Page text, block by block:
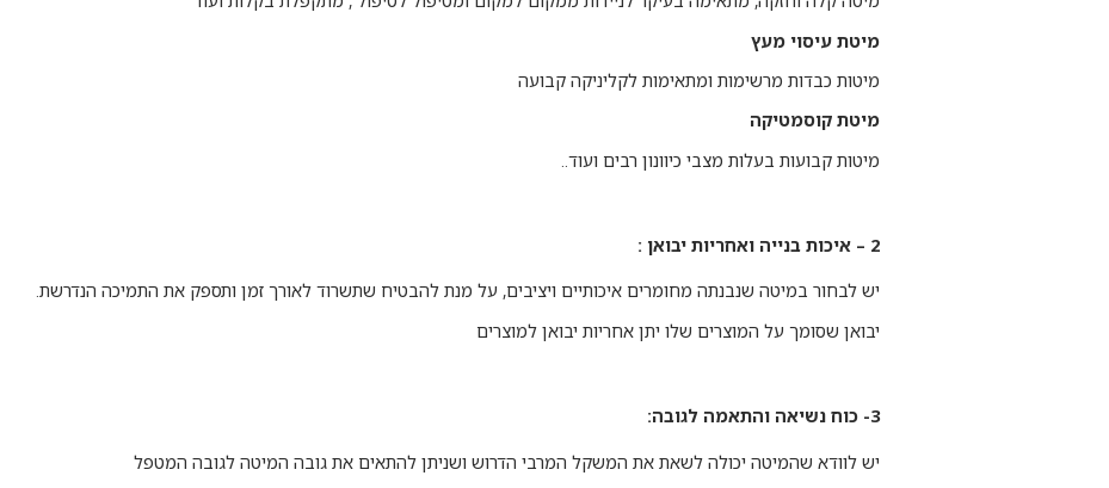
מיטת עיסוי מעץ
מיטות כבדות מרשימות ומתאימות לקליניקה קבועה
מיטת קוסמטיקה
מיטות קבועות בעלות מצבי כיוונון רבים ועוד..
2 – איכות בנייה ואחריות יבואן :
יש לבחור במיטה שנבנתה מחומרים איכותיים ויציבים, על מנת להבטיח שתשרוד לאורך זמן ותספק את התמיכה הנדרשת.
יבואן שסומך על המוצרים שלו יתן אחריות יבואן למוצרים
3- כוח נשיאה והתאמה לגובה:
יש לוודא שהמיטה יכולה לשאת את המשקל המרבי הדרוש ושניתן להתאים את גובה המיטה לגובה המטפל